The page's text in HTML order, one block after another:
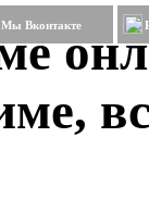
Мы Вконтакте